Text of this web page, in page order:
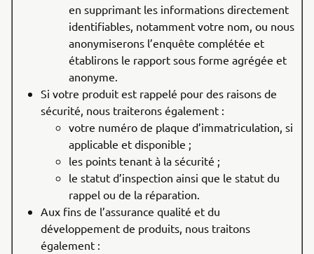
en supprimant les informations directement
identifiables, notamment votre nom, ou nous
anonymiserons l’enquête complétée et
établirons le rapport sous forme agrégée et
anonyme.
Si votre produit est rappelé pour des raisons de
sécurité, nous traiterons également :
votre numéro de plaque d’immatriculation, si
applicable et disponible ;
les points tenant à la sécurité ;
le statut d’inspection ainsi que le statut du
rappel ou de la réparation.
Aux fins de l’assurance qualité et du
développement de produits, nous traitons
également :